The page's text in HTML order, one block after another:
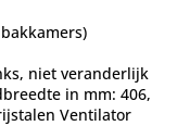
niet veranderlijk
in mm: 406,
Ventilator